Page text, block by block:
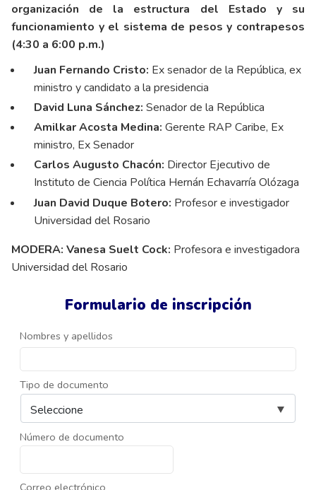
Formulario de inscripción
Nombres y apellidos
Tipo de documento
Número de documento
Correo electrónico
organización de la estructura del Estado y su
funcionamiento y el sistema de pesos y contrapesos
(4:30 a 6:00 p.m.)
Juan Fernando Cristo: Ex senador de la República, ex
ministro y candidato a la presidencia
David Luna Sánchez: Senador de la República
Amilkar Acosta Medina: Gerente RAP Caribe, Ex
ministro, Ex Senador
Carlos Augusto Chacón: Director Ejecutivo de
Instituto de Ciencia Política Hernán Echavarría Olózaga
Juan David Duque Botero: Profesor e investigador
Universidad del Rosario
MODERA: Vanesa Suelt Cock: Profesora e investigadora
Universidad del Rosario